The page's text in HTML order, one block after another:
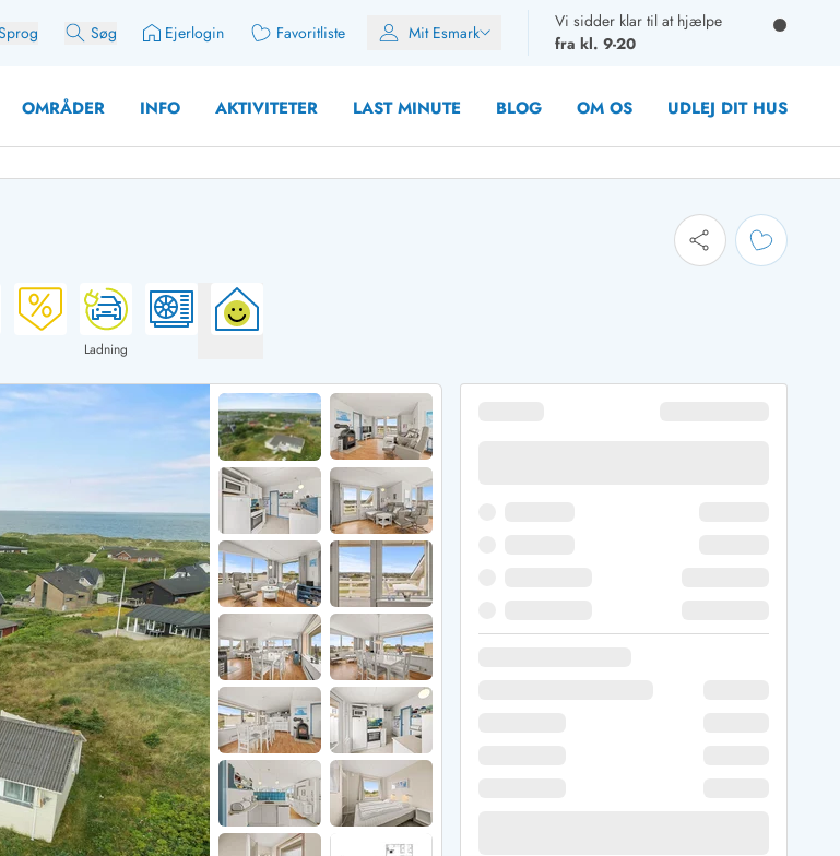
Søg Ejerlogin Favoritliste Mit Esmark
Vi sidder klar til at hjælpe
fra kl. 9-20
OMRÅDER INFO AKTIVITETER LAST MINUTE BLOG OM OS UDLEJ DIT HUS
Sommerhuse for 10 personer
Sommerhuse for 12 Personer
Sommerhuse i påskeferien
Sommerhuse i sommerferien
Sommerhuse i efterårsferien
Sommerhuse i vinterferien
Sommerhuse i juleferien
Sommerhuse til nytår
i Søndervig
Sommerhuse i Lodbjerg Hede
Sommerhuse i Nr. Lyngvig
Sommerhuse på Rømø
Sommerhuse i Søndervig
Sommerhuse i Skodbjerge
Sommerhuse i Thorsminde
Sommerhuse i Vedersø Klit
Sommerhuse i Vejers Strand
Sommerhuse i Vester Husby
Ladning